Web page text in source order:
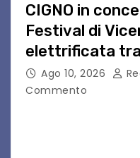
CIGNO in
Festival di
elettrificata
Ago 10, 2026
Commento